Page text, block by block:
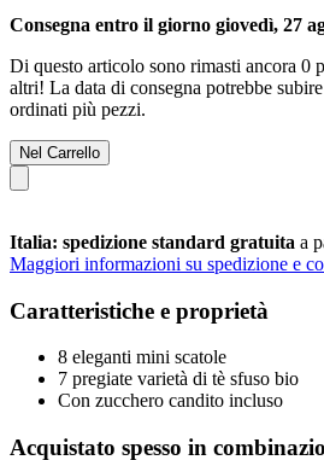
Consegna entro il giorno giovedì, 27
Di questo articolo sono rimasti ancora 0
altri! La data di consegna potrebbe
ordinati più pezzi.
Nel Carrello
Italia: spedizione standard gratuita a
Maggiori informazioni su spedizione e
Caratteristiche e proprietà
8 eleganti mini scatole
7 pregiate varietà di tè sfuso bio
Con zucchero candito incluso
Acquistato spesso in